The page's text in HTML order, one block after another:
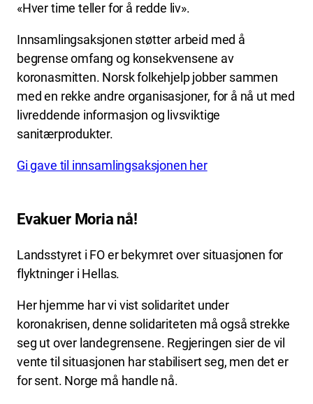
«Hver time teller for å redde liv».
Innsamlingsaksjonen støtter arbeid med å
begrense omfang og konsekvensene av
koronasmitten. Norsk folkehjelp jobber sammen
med en rekke andre organisasjoner, for å nå ut med
livreddende informasjon og livsviktige
sanitærprodukter.
Gi gave til innsamlingsaksjonen her
Evakuer Moria nå!
Landsstyret i FO er bekymret over situasjonen for
flyktninger i Hellas.
Her hjemme har vi vist solidaritet under
koronakrisen, denne solidariteten må også strekke
seg ut over landegrensene. Regjeringen sier de vil
vente til situasjonen har stabilisert seg, men det er
for sent. Norge må handle nå.